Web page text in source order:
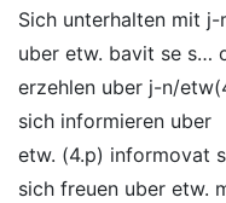
Sich unterhalten mit j-
uber etw. bavit se s…
erzehlen uber j-n/
sich informieren uber
etw. (4.p) informovat
sich freuen uber etw.